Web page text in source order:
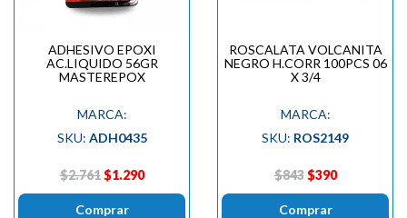
ADHESIVO EPOXI
AC.LIQUIDO 56GR
MASTEREPOX
MARCA:
SKU: ADH0435
$2.761 $1.290
Comprar
ROSCALATA VOLCANITA
NEGRO H.CORR 100PCS 06
X 3/4
MARCA:
SKU: ROS2149
$843 $390
Comprar